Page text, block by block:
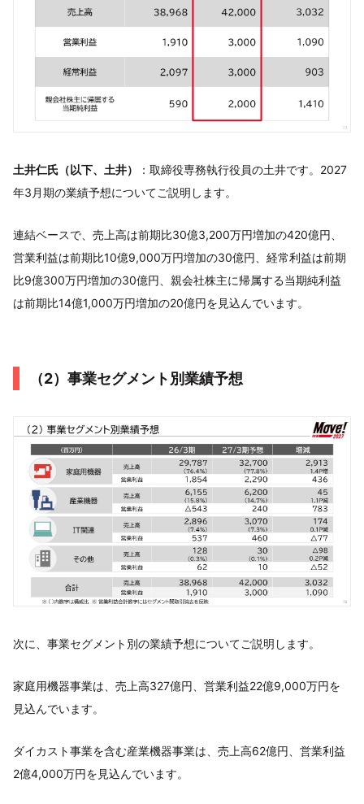
土井仁氏（以下、土井）
：取締役専務執行役員の土井です。2027
年3月期の業績予想についてご説明します。
連結ベースで、売上高は前期比30億3,200万円増加の420億円、
営業利益は前期比10億9,000万円増加の30億円、経常利益は前期
比9億300万円増加の30億円、親会社株主に帰属する当期純利益
は前期比14億1,000万円増加の20億円を見込んでいます。
（2）事業セグメント別業績予想
次に、事業セグメント別の業績予想についてご説明します。
家庭用機器事業は、売上高327億円、営業利益22億9,000万円を
見込んでいます。
ダイカスト事業を含む産業機器事業は、売上高62億円、営業利益
2億4,000万円を見込んでいます。